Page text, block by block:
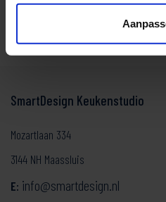
SmartDesign Keukenstudio
Mozartlaan 334
3144 NH Maassluis
E: info@smartdesign.nl